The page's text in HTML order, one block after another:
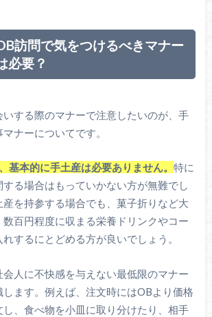
訪問で気をつけるべきマナー
必要？
する際のマナーで注意したいのが、手
ナーについてです。
基本的に手土産は必要ありません。 特に
る場合はもっていかない方が無難でし
産を持参する場合でも、菓子折りなど大
百円程度に収まる栄養ドリンクやコー
するにとどめる方が良いでしょう。
人に不快感を与えない最低限のマナー
ます。例えば、注文時にはOBより価格
、食べ物を小皿に取り分けたり、相手